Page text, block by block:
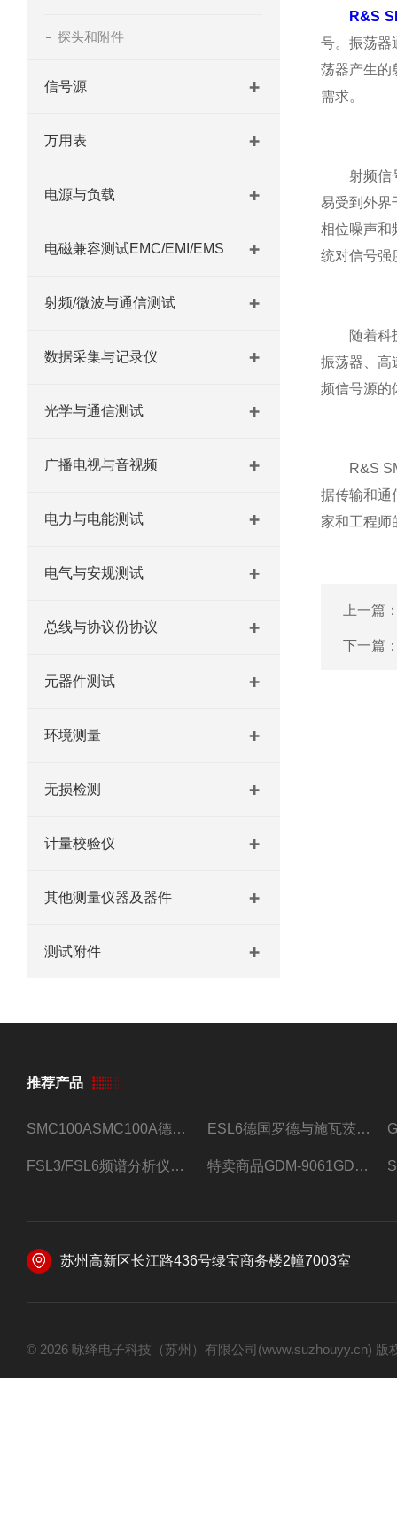
探头和附件
信号源
万用表
电源与负载
电磁兼容测试EMC/EMI/EMS
射频/微波与通信测试
数据采集与记录仪
光学与通信测试
广播电视与音视频
电力与电能测试
电气与安规测试
总线与协议份协议
元器件测试
环境测量
无损检测
计量校验仪
其他测量仪器及器件
测试附件
R&S
号。振荡器
荡器产生的
需求。
射频信号
易受到外界
相位噪声和
统对信号强
随着科技
振荡器、高
频信号源的
R&S
据传输和通
家和工程师
上一篇
下一篇
推荐产品
SMC100ASMC100A德国罗德与施瓦茨射频信号源 ESL6德国罗德与施瓦茨预认证EMI接收机
FSL3/FSL6频谱分析仪FSL3/FSL6罗德与施瓦茨 特卖商品GDM-9061GDM-9061台式万用表
苏州高新区长江路436号绿宝商务楼2幢7003室
© 2026 咏绎电子科技（苏州）有限公司(www.suzhouyy.cn)